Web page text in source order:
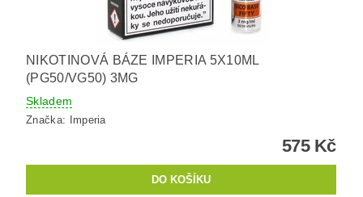
NIKOTINOVÁ BÁZE IMPERIA 5X10ML
(PG50/VG50) 3MG
Skladem
Značka: Imperia
575 Kč